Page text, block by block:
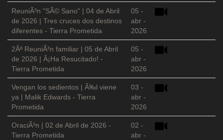
ReuniÃ³n "SÃ© Sano" | 04 de Abril
de 2026 | Tres cruces dos destinos
diferentes - Tierra Prometida
05 -
abr -
2026
2Âª ReuniÃ³n familiar | 05 de Abril
de 2026 | Â¡Ha Resucitado! -
Tierra Prometida
05 -
abr -
2026
Vengan los sedientos | Ã‰l viene
ya | Malik Edwards - Tierra
Prometida
03 -
abr -
2026
OraciÃ³n | 02 de Abril de 2026 -
Tierra Prometida
02 -
abr -